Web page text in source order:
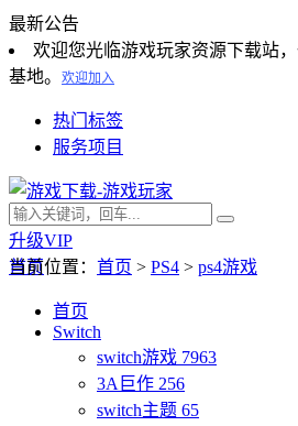
最新公告
欢迎您光临游戏玩家资源下载站
基地。
欢迎加入
热门标签
服务项目
升级VIP
首页
首页
Switch
switch游戏 7963
3A巨作 256
switch主题 65
当前位置： 首页 > PS4 > ps4游戏